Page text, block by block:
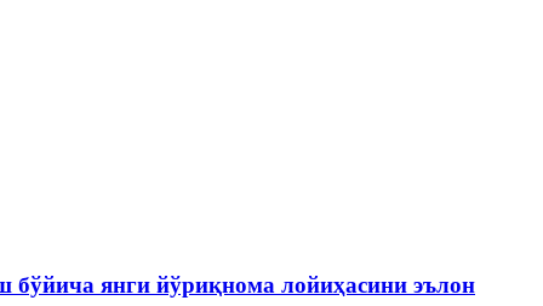
янги йўриқнома лойиҳасини эълон